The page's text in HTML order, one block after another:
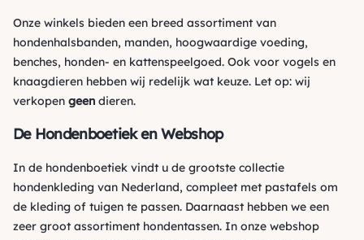
Onze winkels bieden een breed assortiment van
hondenhalsbanden, manden, hoogwaardige voeding,
benches, honden- en kattenspeelgoed. Ook voor vogels en
knaagdieren hebben wij redelijk wat keuze. Let op: wij
verkopen geen dieren.
De Hondenboetiek en Webshop
In de hondenboetiek vindt u de grootste collectie
hondenkleding van Nederland, compleet met pastafels om
de kleding of tuigen te passen. Daarnaast hebben we een
zeer groot assortiment hondentassen. In onze webshop